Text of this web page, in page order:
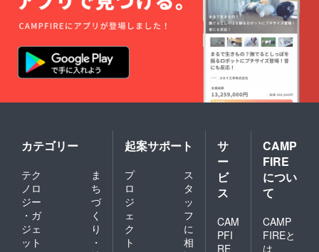
カテゴリー
テク
ノロ
ジー
・ガ
ジェ
ット
ま
ち
づ
く
り
・
起案サポート
プ
ロ
ジ
ェ
ク
ト
ス
タ
ッ
フ
に
相
サ
ー
ビ
ス
CAM
PFI
RE
CAMP
FIRE
につい
て
CAMP
FIREと
は